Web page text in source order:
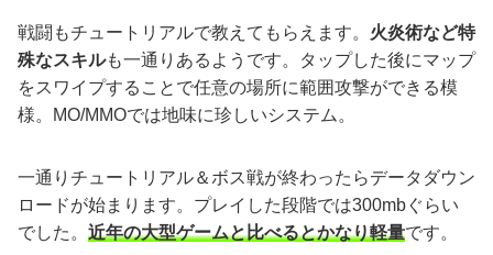
戦闘もチュートリアルで教えてもらえます。 火炎術など特
殊なスキルも一通りあるようです。タップした後にマップ
をスワイプすることで任意の場所に範囲攻撃ができる模
様。MO/MMOでは地味に珍しいシステム。
一通りチュートリアル＆ボス戦が終わったらデータダウン
ロードが始まります。プレイした段階では300mbぐらい
でした。 近年の大型ゲームと比べるとかなり軽量です。